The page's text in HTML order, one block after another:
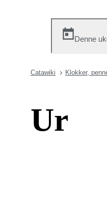
Denne
Catawiki Klokker,
Ur